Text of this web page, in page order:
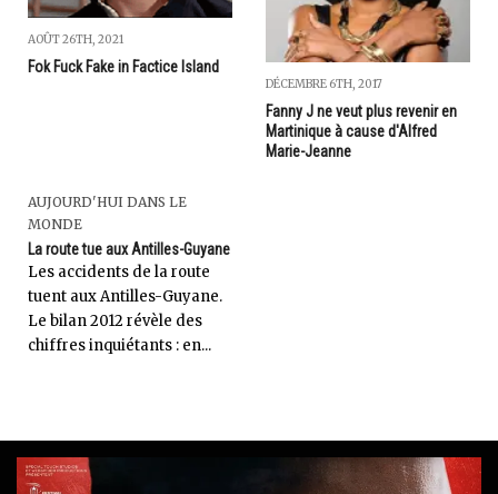
AOÛT 26TH, 2021
Fok Fuck Fake in Factice Island
DÉCEMBRE 6TH, 2017
Fanny J ne veut plus revenir en
Martinique à cause d'Alfred
Marie-Jeanne
AUJOURD'HUI DANS LE
MONDE
La route tue aux Antilles-Guyane
Les accidents de la route
tuent aux Antilles-Guyane.
Le bilan 2012 révèle des
chiffres inquiétants : en...